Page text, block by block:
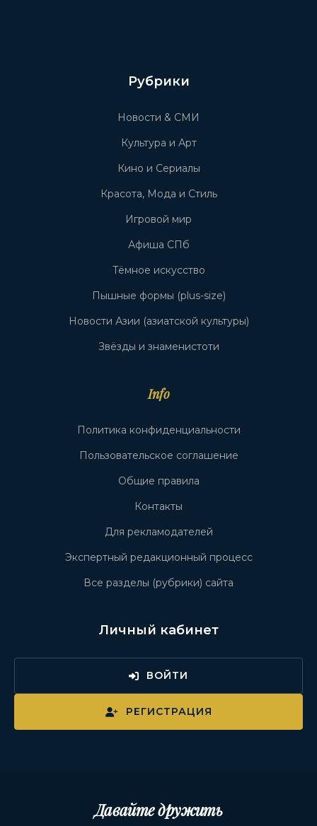
Рубрики
Новости & СМИ
Культура и Арт
Кино и Сериалы
Красота, Мода и Стиль
Игровой мир
Афиша СПб
Тёмное искусство
Пышные формы (plus-size)
Новости Азии (азиатской культуры)
Звёзды и знаменистоти
Info
Политика конфиденциальности
Пользовательское соглашение
Общие правила
Контакты
Для рекламодателей
Экспертный редакционный процесс
Все разделы (рубрики) сайта
Личный кабинет
ВОЙТИ
РЕГИСТРАЦИЯ
Давайте дружить